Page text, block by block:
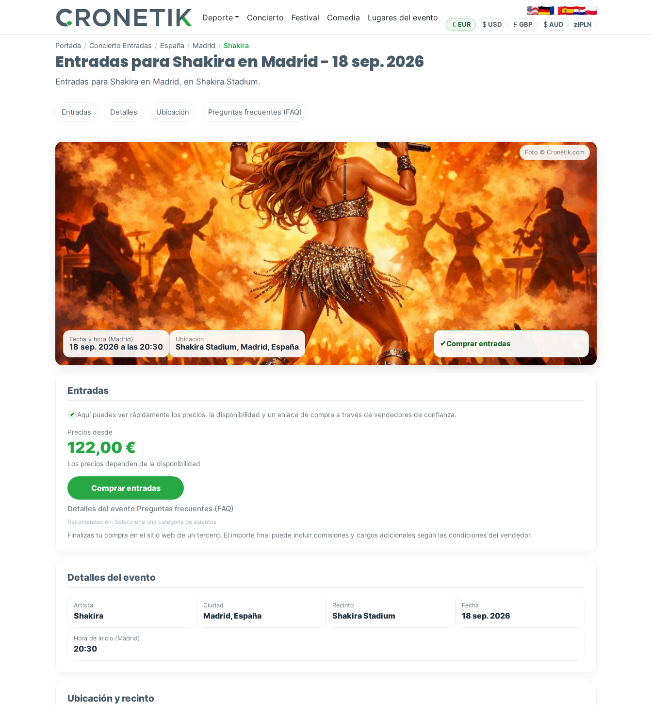
Deporte Concierto Festival Comedia Lugares del evento
EUR USD GBP AUD złPLN
Portada / Concierto Entradas / España / Madrid / Shakira
Entradas para Shakira en Madrid - 18 sep. 2026
Entradas para Shakira en Madrid, en Shakira Stadium.
Entradas Detalles Ubicación Preguntas frecuentes (FAQ)
Foto © Cronetik.com
Fecha y hora (Madrid)
18 sep. 2026 a las 20:30
Ubicación
Shakira Stadium, Madrid, España ✔Comprar entradas
Entradas
✔ Aquí puedes ver rápidamente los precios, la disponibilidad y un enlace de compra a través de vendedores de confianza.
Precios desde
122,00 €
Los precios dependen de la disponibilidad
Comprar entradas
Detalles del evento·Preguntas frecuentes (FAQ)
Recomendación: Selecciona una categoría de asientos
Finalizas tu compra en el sitio web de un tercero. El importe final puede incluir comisiones y cargos adicionales según las condiciones del vendedor.
Detalles del evento
Artista
Shakira
Ciudad
Madrid, España
Recinto
Shakira Stadium
Fecha
18 sep. 2026
Hora de inicio (Madrid)
20:30
Ubicación y recinto